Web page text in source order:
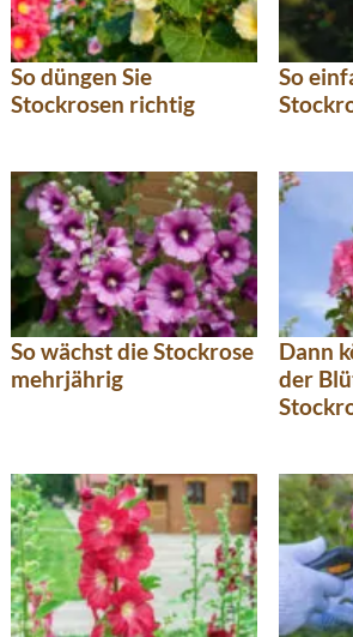
So düngen Sie
Stockrosen richtig
So
So wächst die Stockrose
mehrjährig
Dann
der